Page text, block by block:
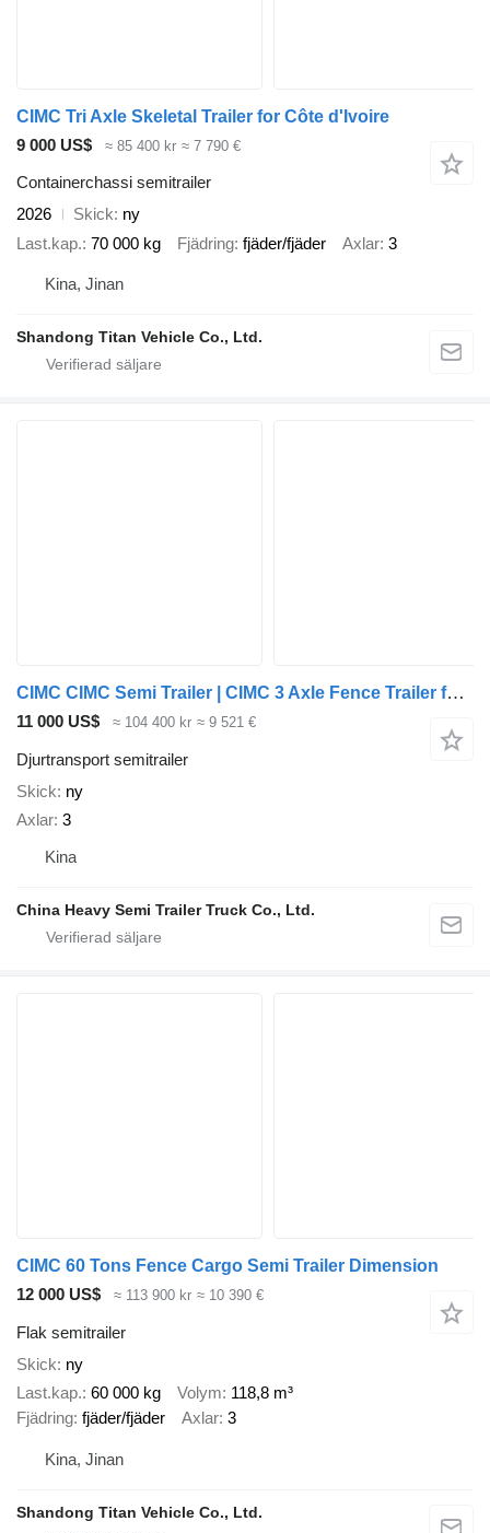
CIMC Tri Axle Skeletal Trailer for Côte d'Ivoire
9 000 US$
≈ 85 400 kr ≈ 7 790 €
Containerchassi semitrailer
2026
Skick ny
Last.kap. 70 000 kg Fjädring fjäder/fjäder Axlar 3
Kina, Jinan
Shandong Titan Vehicle Co., Ltd.
CIMC CIMC Semi Trailer | CIMC 3 Axle Fence Trailer for Sale in Camero
11 000 US$ ≈ 104 400 kr ≈ 9 521 €
Djurtransport semitrailer
Skick ny
Axlar 3
Kina
China Heavy Semi Trailer Truck Co., Ltd.
CIMC 60 Tons Fence Cargo Semi Trailer Dimension
12 000 US$
≈ 113 900 kr ≈ 10 390 €
Flak semitrailer
Skick ny
Last.kap. 60 000 kg Volym 118,8 m³
Fjädring fjäder/fjäder Axlar 3
Kina, Jinan
Shandong Titan Vehicle Co., Ltd.